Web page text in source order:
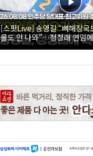
[스팟Live] 송영길 “뼈해장국
물도 안 나와”…정청래 연임에
26.08.08 더불어민주당 당대